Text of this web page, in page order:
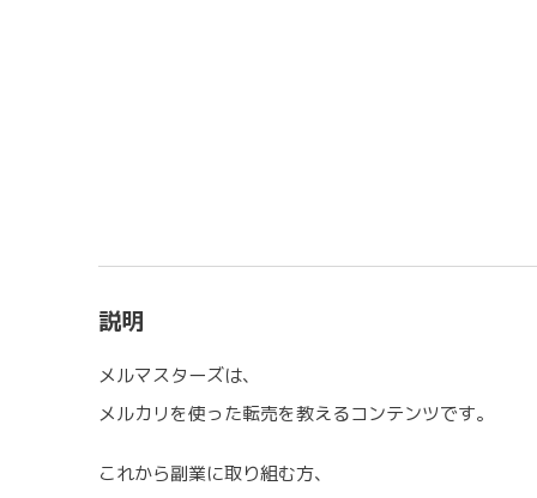
説明
メルマスターズは、
メルカリを使った転売を教えるコンテンツです。
これから副業に取り組む方、